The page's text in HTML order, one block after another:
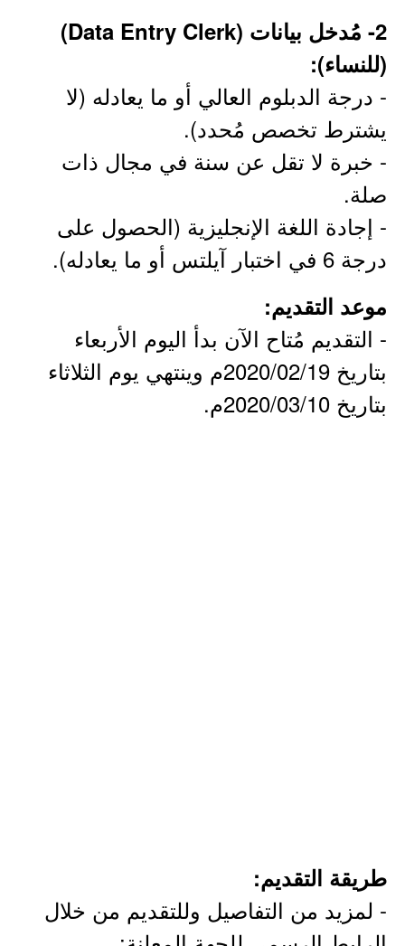
2- مُدخل بيانات (Data Entry Clerk)
(للنساء):
- درجة الدبلوم العالي أو ما يعادله (لا
يشترط تخصص مُحدد).
- خبرة لا تقل عن سنة في مجال ذات
صلة.
- إجادة اللغة الإنجليزية (الحصول على
درجة 6 في اختبار آيلتس أو ما يعادله).
موعد التقديم:
- التقديم مُتاح الآن بدأ اليوم الأربعاء
بتاريخ 2020/02/19م وينتهي يوم الثلاثاء
بتاريخ 2020/03/10م.
طريقة التقديم:
- لمزيد من التفاصيل وللتقديم من خلال